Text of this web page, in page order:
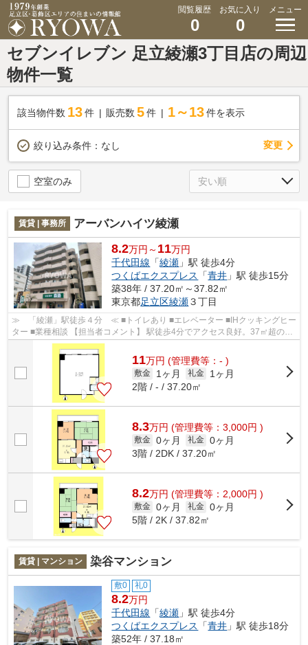
閲覧履歴
0
お気に入り
0
メニュー
セブンイレブン 足立綾瀬3丁目店の周辺
物件一覧
該当物件数 13件 販売数 5 件 1～13 件を表示
絞り込み条件： なし 変更
空室のみ
賃貸 | 事務所 アーバンハイツ綾瀬
8.2万円～ 11万円
千代田線 「綾瀬 」駅 徒歩4分
つくばエクスプレス
「青井 」駅 徒歩15分
築38年 / 37.20㎡～37.82㎡
東京都足立区綾瀬３丁目
≫ 「綾瀬」駅徒歩４分 ≪ ■トイレあり ■エレベーター ■IHクッキングヒー
ター ■業種相談 【担当者コメント】 駅徒歩4分でアクセス良好。37㎡超の広
さがあり、 事務所利用や各種業種の...
11万円 (管理費等：- )
敷金 1ヶ月 礼金
1ヶ月
2階 / - / 37.20㎡
8.3万円 (管理費等：3,000円 )
敷金 0ヶ月 礼金 0ヶ月
3階 / 2DK / 37.20㎡
8.2万円 (管理費等：2,000円 )
敷金 0ヶ月 礼金 0ヶ月
5階 / 2K / 37.82㎡
賃貸 | マンション 染谷マンション
敷0 礼0
8.2万円
千代田線 「綾瀬 」駅 徒歩4分
つくばエクスプレス
「青井 」駅 徒歩18分
築52年 / 37.18㎡